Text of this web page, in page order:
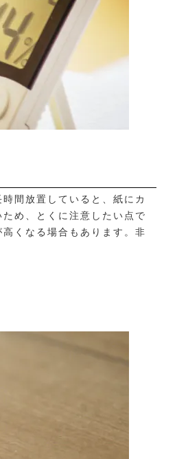
間放置していると、紙にカ
め、とくに注意したい点で
くなる場合もあります。非